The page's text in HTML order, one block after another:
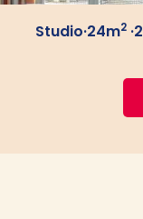
Studio·24m2 ·2